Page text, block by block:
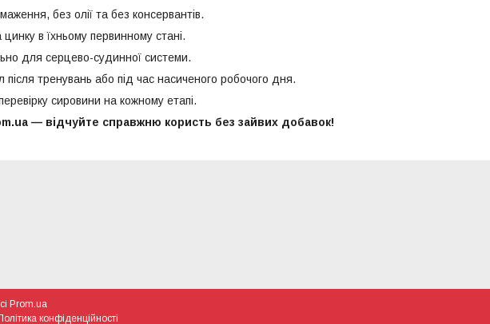
без олії та без консервантів.
в їхньому первинному стані.
для серцево-судинної системи.
тренувань або під час насиченого робочого дня.
сировини на кожному етапі.
— відчуйте справжню користь без зайвих добавок!
Prom.ua
конфіденційності